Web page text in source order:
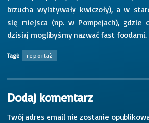
brzucha wylatywały kwiczoły), a w
się miejsca (np. w Pompejach), gdzie
dzisiaj moglibyśmy nazwać fast foodami.
Tagi: reportaż
Dodaj komentarz
Twój adres email nie zostanie